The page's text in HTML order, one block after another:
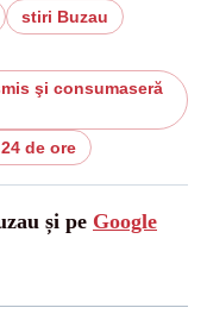
stiri Buzau
şi consumaseră
de ore
și pe Google